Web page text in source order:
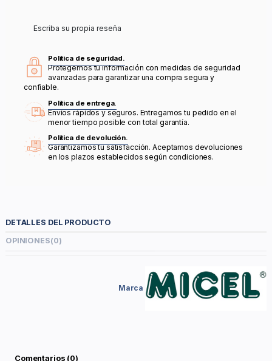
Escriba su propia reseña
Política de seguridad.
Protegemos tu información con medidas de seguridad
avanzadas para garantizar una compra segura y
confiable.
Política de entrega.
Envíos rápidos y seguros. Entregamos tu pedido en el
menor tiempo posible con total garantía.
Política de devolución.
Garantizamos tu satisfacción. Aceptamos devoluciones
en los plazos establecidos según condiciones.
DETALLES DEL PRODUCTO
OPINIONES(0)
Marca
Comentarios (0)